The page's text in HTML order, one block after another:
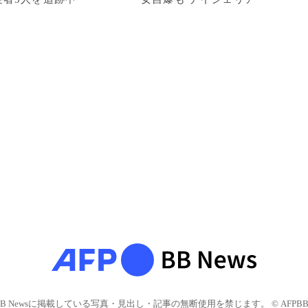
Newsに掲載している写真・見出し・記事の無断使用を禁じます。 © AFPBB